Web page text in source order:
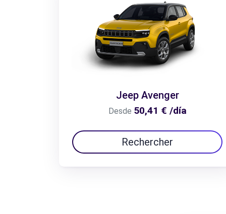
Jeep Avenger
Desde 50,41 € /día
Rechercher